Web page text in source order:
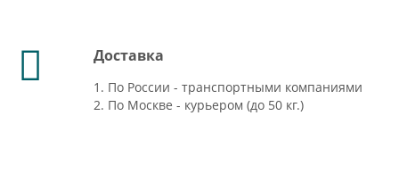
Доставка
1. По России - транспортными компаниями
2. По Москве - курьером (до 50 кг.)